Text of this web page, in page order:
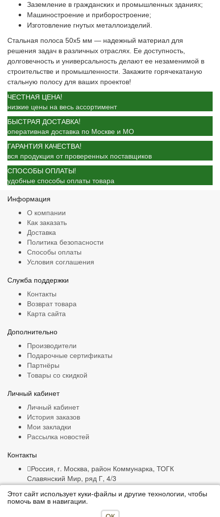
Заземление в гражданских и промышленных зданиях;
Машиностроение и приборостроение;
Изготовление гнутых металлоизделий.
Стальная полоса 50х5 мм — надежный материал для
решения задач в различных отраслях. Ее доступность,
долговечность и универсальность делают ее незаменимой в
строительстве и промышленности. Закажите горячекатаную
стальную полосу для ваших проектов!
ЧЕСТНАЯ ЦЕНА!
низкие цены на весь ассортимент
БЫСТРАЯ ДОСТАВКА!
оперативная доставка по Москве и МО
ГАРАНТИЯ КАЧЕСТВА!
вся продукция от проверенных поставщиков
СПОСОБЫ ОПЛАТЫ!
удобные способы оплаты товара
Информация
О компании
Как заказать
Доставка
Политика безопасности
Способы оплаты
Условия соглашения
Служба поддержки
Контакты
Возврат товара
Карта сайта
Дополнительно
Производители
Подарочные сертификаты
Партнёры
Товары со скидкой
Личный кабинет
Личный кабинет
История заказов
Мои закладки
Рассылка новостей
Контакты
Россия, г. Москва, район Коммунарка, ТОГК
Славянский Мир, ряд Г, 4/3
+7 (916) 132-47-16
ims.snabjenets@yandex.ru
ИМС "Снабженец" © 2015-2026 Все права защищены.
Этот сайт использует куки-файлы и другие технологии, чтобы
помочь вам в навигации.